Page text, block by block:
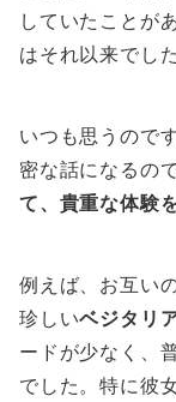
していたことが
はそれ以来でした
いつも思うので
密な話になるの
て、貴重な体験
例えば、お互い
珍しいベジタリ
ードが少なく、
でした。特に彼